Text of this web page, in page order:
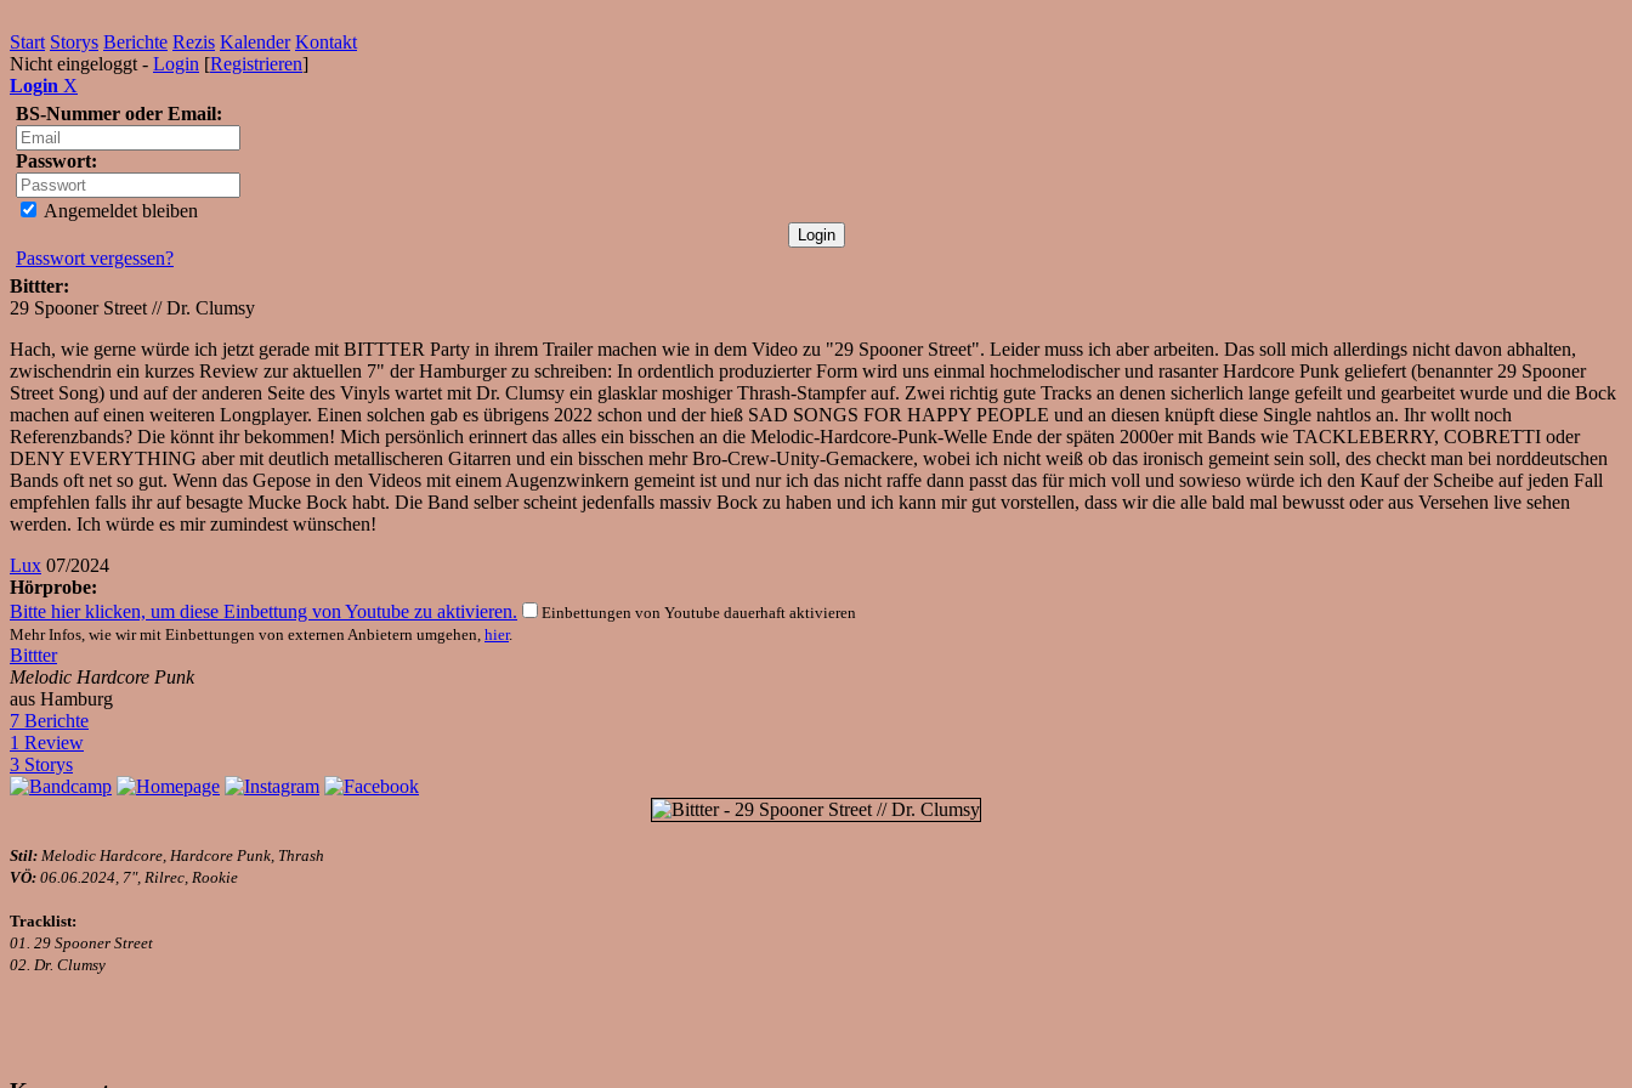
Start Storys Berichte Rezis Kalender Kontakt
Nicht eingeloggt - Login [Registrieren]
Login X
BS-Nummer oder Email:
Passwort:
Angemeldet bleiben
Passwort vergessen?
Bittter:
29 Spooner Street // Dr. Clumsy
Hach, wie gerne würde ich jetzt gerade mit BITTTER Party in ihrem Trailer machen wie in dem Video zu "29 Spooner Street". Leider muss ich aber arbeiten. Das soll mich allerdings nicht davon abhalten,
zwischendrin ein kurzes Review zur aktuellen 7" der Hamburger zu schreiben: In ordentlich produzierter Form wird uns einmal hochmelodischer und rasanter Hardcore Punk geliefert (benannter 29 Spooner
Street Song) und auf der anderen Seite des Vinyls wartet mit Dr. Clumsy ein glasklar moshiger Thrash-Stampfer auf. Zwei richtig gute Tracks an denen sicherlich lange gefeilt und gearbeitet wurde und die Bock
machen auf einen weiteren Longplayer. Einen solchen gab es übrigens 2022 schon und der hieß SAD SONGS FOR HAPPY PEOPLE und an diesen knüpft diese Single nahtlos an. Ihr wollt noch
Referenzbands? Die könnt ihr bekommen! Mich persönlich erinnert das alles ein bisschen an die Melodic-Hardcore-Punk-Welle Ende der späten 2000er mit Bands wie TACKLEBERRY, COBRETTI oder
DENY EVERYTHING aber mit deutlich metallischeren Gitarren und ein bisschen mehr Bro-Crew-Unity-Gemackere, wobei ich nicht weiß ob das ironisch gemeint sein soll, des checkt man bei norddeutschen
Bands oft net so gut. Wenn das Gepose in den Videos mit einem Augenzwinkern gemeint ist und nur ich das nicht raffe dann passt das für mich voll und sowieso würde ich den Kauf der Scheibe auf jeden Fall
empfehlen falls ihr auf besagte Mucke Bock habt. Die Band selber scheint jedenfalls massiv Bock zu haben und ich kann mir gut vorstellen, dass wir die alle bald mal bewusst oder aus Versehen live sehen
werden. Ich würde es mir zumindest wünschen!
Lux 07/2024
Hörprobe:
Bitte hier klicken, um diese Einbettung von Youtube zu aktivieren.
Einbettungen von Youtube dauerhaft aktivieren
Mehr Infos, wie wir mit Einbettungen von externen Anbietern umgehen, hier.
Bittter
Melodic Hardcore Punk
aus Hamburg
7 Berichte
1 Review
3 Storys
Stil: Melodic Hardcore, Hardcore Punk, Thrash
VÖ: 06.06.2024, 7", Rilrec, Rookie
Tracklist:
01. 29 Spooner Street
02. Dr. Clumsy